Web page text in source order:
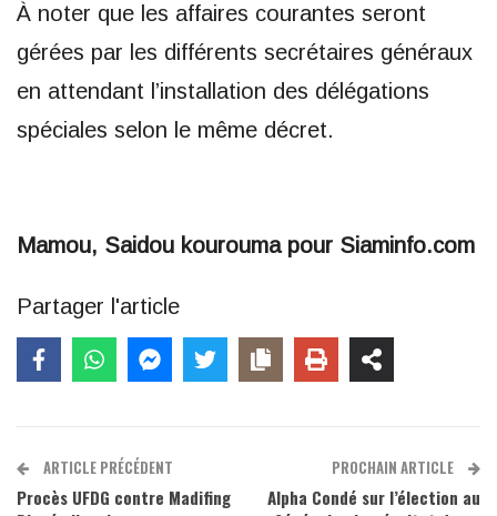
À noter que les affaires courantes seront
gérées par les différents secrétaires généraux
en attendant l’installation des délégations
spéciales selon le même décret.
Mamou, Saidou kourouma pour Siaminfo.com
Partager l'article
ARTICLE PRÉCÉDENT
Procès UFDG contre Madifing
PROCHAIN ARTICLE
Alpha Condé sur l’élection au